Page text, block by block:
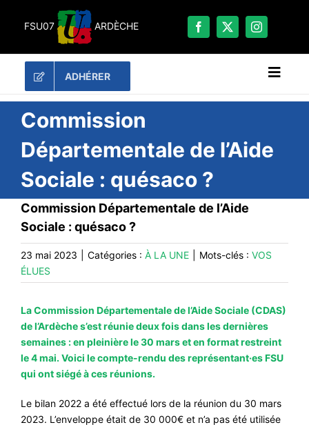
FSU07 ARDÈCHE
ADHÉRER
LES UNES
#ACTUALITÉS
LA FSU 07
PUBLICATIONS
#ACTIONS
#VOS ÉLUES
#FORMATION
#ÉLECTIONS
Commission
Départementale de l’Aide
Sociale : quésaco ?
Commission Départementale de l’Aide
Sociale : quésaco ?
23 mai 2023 Catégories : À LA UNE Mots-clés : VOS
ÉLUES
La Commission Départementale de l’Aide Sociale (CDAS)
de l’Ardèche s’est réunie deux fois dans les dernières
semaines : en pleinière le 30 mars et en format restreint
le 4 mai. Voici le compte-rendu des représentant·es FSU
qui ont siégé à ces réunions.
Le bilan 2022 a été effectué lors de la réunion du 30 mars
2023. L’enveloppe était de 30 000€ et n’a pas été utilisée